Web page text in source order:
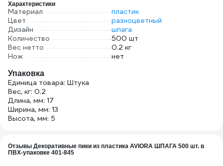
Характеристики
Материал
пластик
Цвет
разноцветный
Дизайн
шпага
Количество
500 шт
Вес нетто
0.2 кг
Нож
нет
Упаковка
Единица товара: Штука
Вес, кг: 0.2
Длина, мм: 17
Ширина, мм: 13
Высота, мм: 5
Отзывы Декоративные пики из пластика AVIORA ШПАГА 500 шт. в
ПВХ-упаковке 401-845